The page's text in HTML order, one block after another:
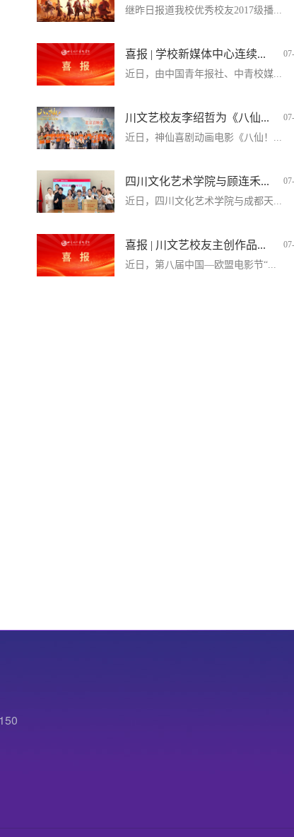
继昨日报道我校优秀校友2017级播...
喜报 | 学校新媒体中心连续...
近日，由中国青年报社、中青校媒...
川文艺校友李绍哲为《八仙...
近日，神仙喜剧动画电影《八仙！...
四川文化艺术学院与顾连禾...
近日，四川文化艺术学院与成都天...
喜报 | 川文艺校友主创作品...
近日，第八届中国—欧盟电影节“...